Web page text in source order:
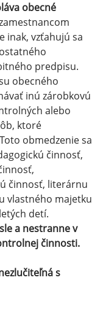
obecné
inak, vzťahujú sa
predpisu.
obecného
inú zárobkovú
alebo
ktoré
obmedzenie sa
činnosť,
činnosť, literárnu
vlastného majetku
detí.
a nestranne v
činnosti.
s